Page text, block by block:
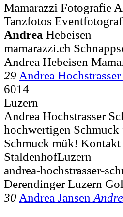
Mamarazzi Fotografie
Tanzfotos
Andrea Hebeisen
mamarazzi.ch
Andrea Hebeisen
29 Andrea
6014
Luzern
Andrea Hochstrasser
hochwertigen
Schmuck mük! Kontakt
StaldenhofLuzern
andrea-hochstrasser-
Derendinger Luzern
30 Andrea Jansen